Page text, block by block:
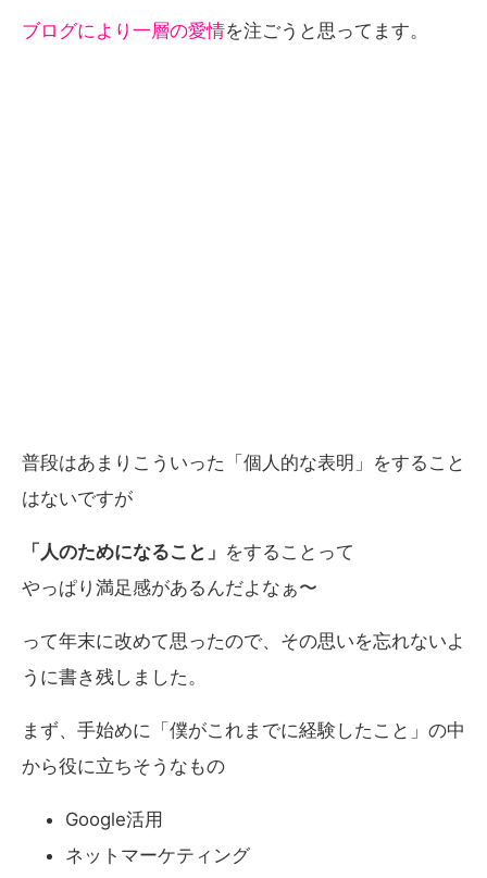
ブログにより一層の愛情を注ごうと思ってます。
普段はあまりこういった「個人的な表明」をすること
はないですが
「人のためになること」 をすることって
やっぱり満足感があるんだよなぁ〜
って年末に改めて思ったので、その思いを忘れないよ
うに書き残しました。
まず、手始めに「僕がこれまでに経験したこと」の中
から役に立ちそうなもの
Google活用
ネットマーケティング